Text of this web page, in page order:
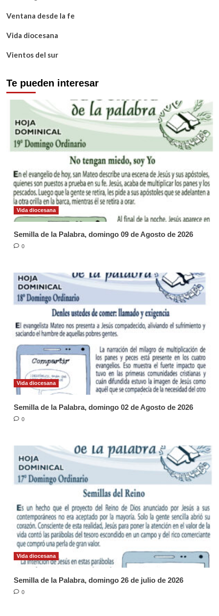
Ventana desde la fe
Vida diocesana
Vientos del sur
Te pueden interesar
Vida diocesana
Semilla de la Palabra, domingo 09 de Agosto de 2026
0
Vida diocesana
Semilla de la Palabra, domingo 02 de Agosto de 2026
0
Vida diocesana
Semilla de la Palabra, domingo 26 de julio de 2026
0